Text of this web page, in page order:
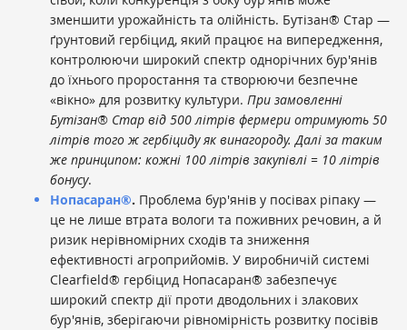
зменшити урожайність та олійність. Бутізан® Стар —
ґрунтовий гербіцид, який працює на випередження,
контролюючи широкий спектр однорічних бур'янів
до їхнього проростання та створюючи безпечне
«вікно» для розвитку культури. При замовленні
Бутізан® Стар від 500 літрів фермери отримують 50
літрів того ж гербіциду як винагороду. Далі за таким
же принципом: кожні 100 літрів закупівлі = 10 літрів
бонусу.
Нопасаран®. Проблема бур'янів у посівах ріпаку —
це не лише втрата вологи та поживних речовин, а й
ризик нерівномірних сходів та зниження
ефективності агроприйомів. У виробничій системі
Clearfield® гербіцид Нопасаран® забезпечує
широкий спектр дії проти дводольних і злакових
бур'янів, зберігаючи рівномірність розвитку посівів